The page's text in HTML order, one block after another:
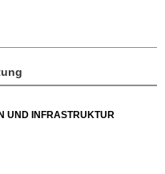
UND INFRASTRUKTUR